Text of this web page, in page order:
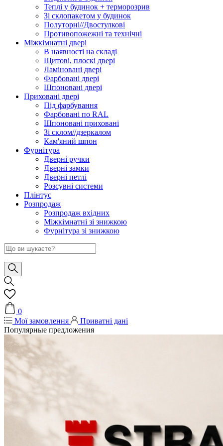
Теплі у будинок + терморозрив
Зі склопакетом у будинок
Полуторні//Двостулкові
Противопожежні та технічні
Міжкімнатні двері
В наявності на складі
Щитові, плоскі двері
Ламіновані двері
Фарбовані двері
Шпоновані двері
Приховані двері
Під фарбування
Фарбовані по RAL
Шпоновані приховані
Зі склом//дзеркалом
Кам'яний шпон
Фурнітура
Дверні ручки
Дверні замки
Дверні петлі
Розсувні системи
Плінтус
Розпродаж
Розпродаж вхідних
Міжкімнатні зі знижкою
Фурнітура зі знижкою
0
Мої замовлення
Приватні дані
Популярные предложения